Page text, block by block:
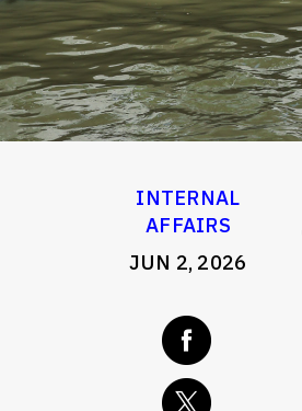
INTERNAL
AFFAIRS
JUN 2, 2026